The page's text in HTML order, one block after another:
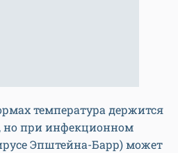
температура держится
но при инфекционном
Эпштейна-Барр) может